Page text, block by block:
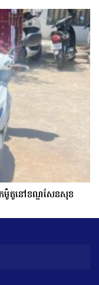
ម៉ូតូនៅខណ្ឌសែនសុខ